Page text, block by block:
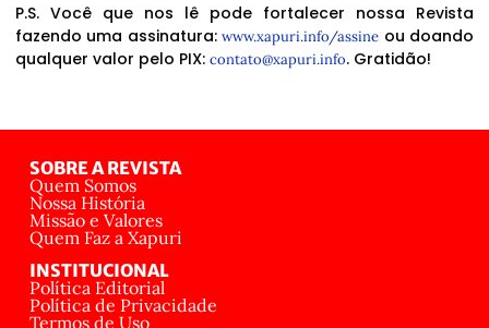
P.S. Você que nos lê pode fortalecer nossa Revista
fazendo uma assinatura:www.xapuri.info/assine ou doando
qualquer valor pelo PIX: contato@xapuri.info. Gratidão!
SOBRE A REVISTA
Quem Somos
Nossa História
Missão e Valores
Quem Faz a Xapuri
INSTITUCIONAL
Política Editorial
Política de Privacidade
Termos de Uso